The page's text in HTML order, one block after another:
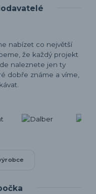
nabízet co největší
že každý projekt
naleznete jen ty
dobře známe a víme,